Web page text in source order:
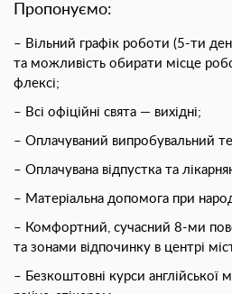
Пропонуємо:
– Вільний графік роботи (5-ти
та можливість обирати місце
флексі;
– Всі офіційні свята — вихідні;
– Оплачуваний випробувальний
– Оплачувана відпустка та
– Матеріальна допомога при
– Комфортний, сучасний 8-ми
та зонами відпочинку в центрі
– Безкоштовнi курси англійської